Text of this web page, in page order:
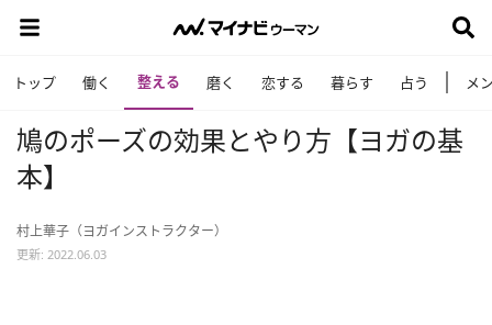
トップ 働く 整える 磨く 恋する 暮らす 占う メ
鳩のポーズの効果とやり方【ヨガの基
本】
村上華子（ヨガインストラクター）
更新: 2022.06.03